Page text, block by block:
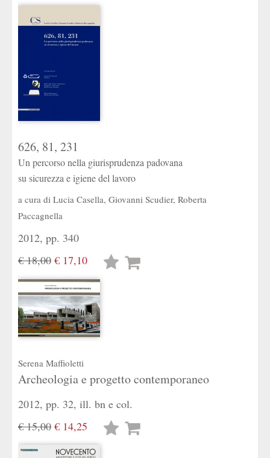
626, 81, 231
Un percorso nella giurisprudenza padovana
su sicurezza e igiene del lavoro
a cura di Lucia Casella, Giovanni Scudier, Roberta
Paccagnella
2012, pp. 340
€ 18,00 € 17,10
Lista
Serena Maffioletti
Archeologia e progetto contemporaneo
2012, pp. 32, ill. bn e col.
€ 15,00 € 14,25
Lista